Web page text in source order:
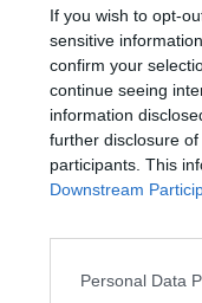
If you wish to opt-
sensitive
confirm your
continue seeing
information
further disclosure
participants. This
Downstream
Personal Data